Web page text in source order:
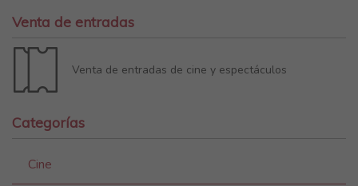
Venta de entradas
Venta de entradas de cine y espectáculos
Categorías
Cine